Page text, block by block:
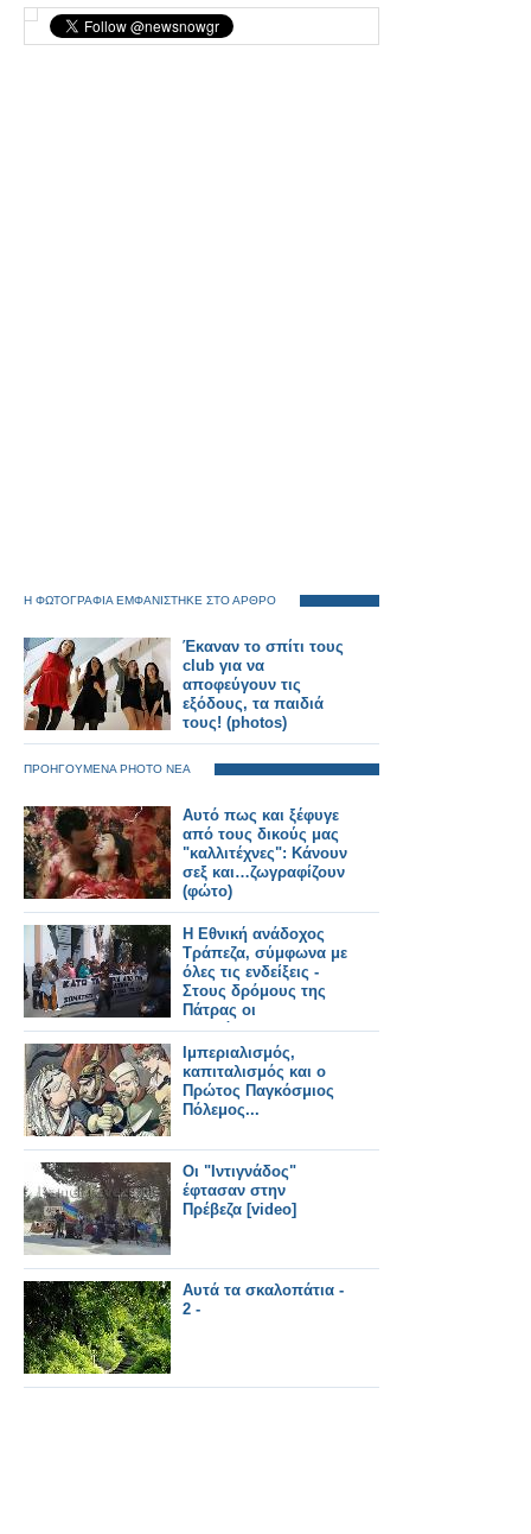
Η ΦΩΤΟΓΡΑΦΙΑ ΕΜΦΑΝΙΣΤΗΚΕ ΣΤΟ ΑΡΘΡΟ
Έκαναν το σπίτι τους
club για να
αποφεύγουν τις
εξόδους, τα παιδιά
τους! (photos)
ΠΡΟΗΓΟΥΜΕΝΑ PHOTO ΝΕΑ
Αυτό πως και ξέφυγε
από τους δικούς μας
"καλλιτέχνες": Κάνουν
σεξ και…ζωγραφίζουν
(φώτο)
Η Εθνική ανάδοχος
Τράπεζα, σύμφωνα με
όλες τις ενδείξεις -
Στους δρόμους της
Πάτρας οι
εργαζόμενοι της
Αχαϊκής, με
συνθήματα κατά του
"λουκέτου"
Ιμπεριαλισμός,
καπιταλισμός και ο
Πρώτος Παγκόσμιος
Πόλεμος...
Οι "Ιντιγνάδος"
έφτασαν στην
Πρέβεζα [video]
Αυτά τα σκαλοπάτια -
2 -